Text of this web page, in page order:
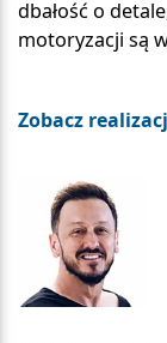
dbałość o
motoryzacji są
Zobacz